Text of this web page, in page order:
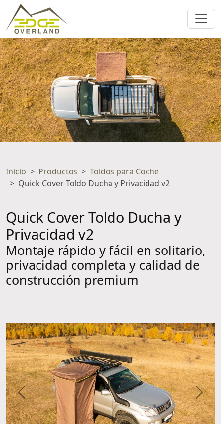
Inicio Productos
Toldos para Coche
Quick Cover Toldo Ducha y Privacidad v2
Quick Cover Toldo Ducha y
Privacidad v2
Montaje rápido y fácil en solitario,
privacidad completa y calidad de
construcción premium
Anterior